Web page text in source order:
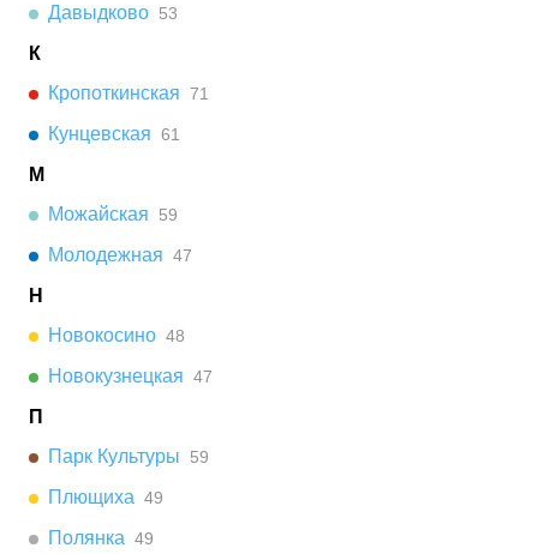
Давыдково 53
К
Кропоткинская 71
Кунцевская 61
М
Можайская
59
Молодежная 47
Н
Новокосино 48
Новокузнецкая 47
П
Парк Культуры
59
Плющиха 49
Полянка 49